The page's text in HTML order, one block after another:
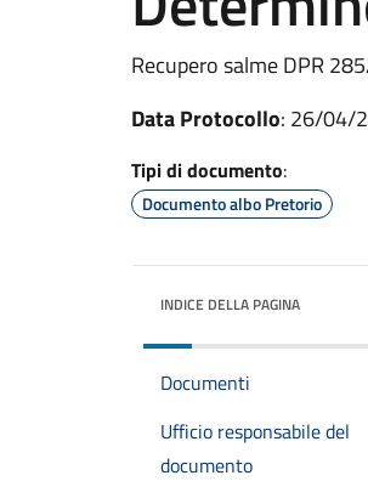
Recupero salme DPR
Data Protocollo: 26/04/
Tipi di documento:
Documento albo Pretorio
INDICE DELLA PAGINA
Documenti
Ufficio responsabile del
documento